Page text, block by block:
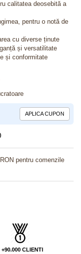
calitatea deosebită a
pentru o notă de
cu diverse ținute
și versatilitate
și conformitate
APLICA CUPON
pentru comenzile
+90.000 CLIENTI